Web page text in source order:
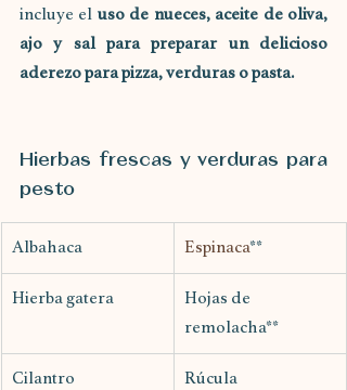
incluye el uso de nueces, aceite de oliva,
ajo y sal para preparar un delicioso
aderezo para pizza, verduras o pasta.
Hierbas frescas y verduras para
pesto
​Albahaca Espinaca**
Hierba gatera
Hojas de
remolacha**
Cilantro Rúcula